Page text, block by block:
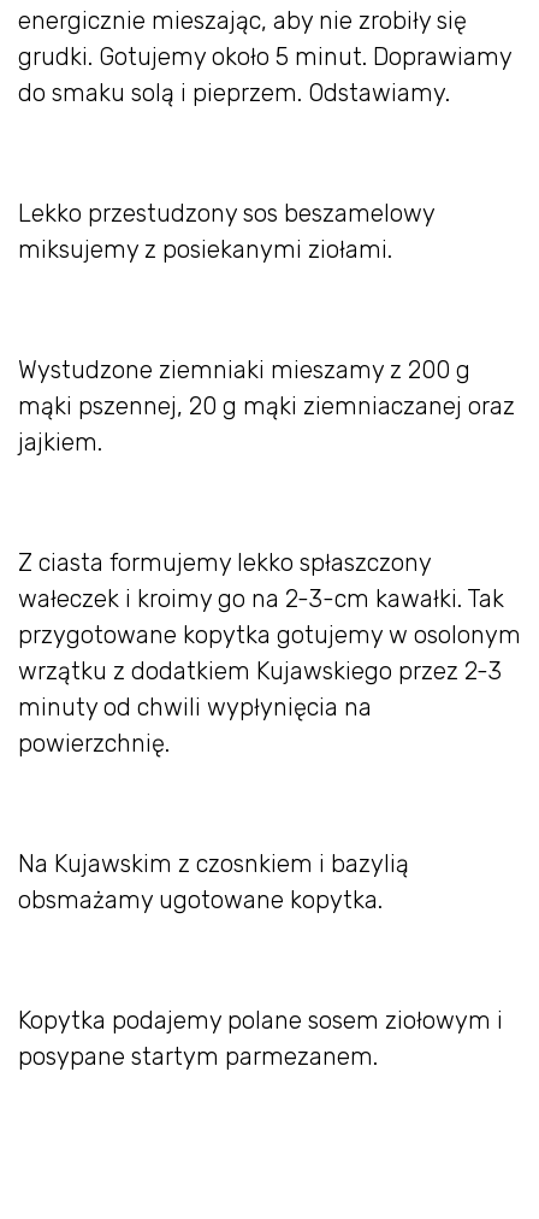
energicznie mieszając, aby nie zrobiły się
grudki. Gotujemy około 5 minut. Doprawiamy
do smaku solą i pieprzem. Odstawiamy.
Lekko przestudzony sos beszamelowy
miksujemy z posiekanymi ziołami.
Wystudzone ziemniaki mieszamy z 200 g
mąki pszennej, 20 g mąki ziemniaczanej oraz
jajkiem.
Z ciasta formujemy lekko spłaszczony
wałeczek i kroimy go na 2-3-cm kawałki. Tak
przygotowane kopytka gotujemy w osolonym
wrzątku z dodatkiem Kujawskiego przez 2-3
minuty od chwili wypłynięcia na
powierzchnię.
Na Kujawskim z czosnkiem i bazylią
obsmażamy ugotowane kopytka.
Kopytka podajemy polane sosem ziołowym i
posypane startym parmezanem.